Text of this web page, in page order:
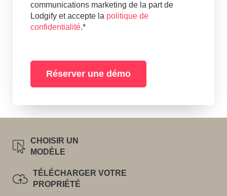
communications marketing de la part de
Lodgify et accepte la politique de
confidentialité.*
CHOISIR UN
MODÈLE
TÉLÉCHARGER VOTRE
PROPRIÉTÉ